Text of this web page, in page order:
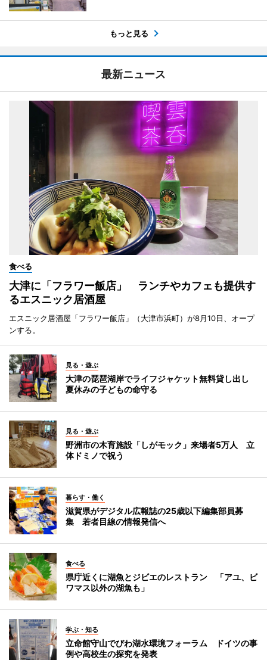
もっと見る
最新ニュース
食べる
大津に「フラワー飯店」 ランチやカフェも提供す
るエスニック居酒屋
エスニック居酒屋「フラワー飯店」（大津市浜町）が8月10日、オープ
ンする。
見る・遊ぶ
大津の琵琶湖岸でライフジャケット無料貸し出し
夏休みの子どもの命守る
見る・遊ぶ
野洲市の木育施設「しがモック」来場者5万人 立
体ドミノで祝う
暮らす・働く
滋賀県がデジタル広報誌の25歳以下編集部員募
集 若者目線の情報発信へ
食べる
県庁近くに湖魚とジビエのレストラン 「アユ、ビ
ワマス以外の湖魚も」
学ぶ・知る
立命館守山でびわ湖水環境フォーラム ドイツの事
例や高校生の探究を発表